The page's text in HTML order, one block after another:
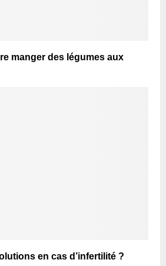
manger des légumes aux
en cas d’infertilité ?